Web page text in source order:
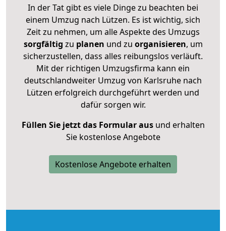
In der Tat gibt es viele Dinge zu beachten bei
einem Umzug nach Lützen. Es ist wichtig, sich
Zeit zu nehmen, um alle Aspekte des Umzugs
sorgfältig zu planen und zu organisieren, um
sicherzustellen, dass alles reibungslos verläuft.
Mit der richtigen Umzugsfirma kann ein
deutschlandweiter Umzug von Karlsruhe nach
Lützen erfolgreich durchgeführt werden und
dafür sorgen wir.
Füllen Sie jetzt das Formular ausund erhalten
Sie kostenlose Angebote
Kostenlose Angebote erhalten